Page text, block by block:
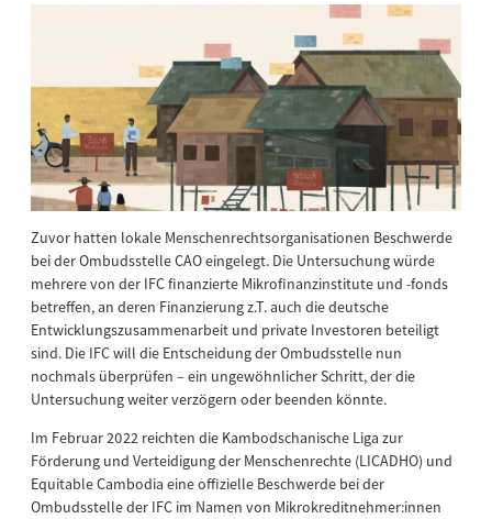
Zuvor hatten lokale Menschenrechtsorganisationen Beschwerde
bei der Ombudsstelle CAO eingelegt. Die Untersuchung würde
mehrere von der IFC finanzierte Mikrofinanzinstitute und -fonds
betreffen, an deren Finanzierung z.T. auch die deutsche
Entwicklungszusammenarbeit und private Investoren beteiligt
sind. Die IFC will die Entscheidung der Ombudsstelle nun
nochmals überprüfen – ein ungewöhnlicher Schritt, der die
Untersuchung weiter verzögern oder beenden könnte.
Im Februar 2022 reichten die Kambodschanische Liga zur
Förderung und Verteidigung der Menschenrechte (LICADHO) und
Equitable Cambodia eine offizielle Beschwerde bei der
Ombudsstelle der IFC im Namen von Mikrokreditnehmer:innen